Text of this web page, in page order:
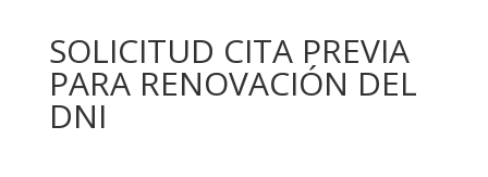
SOLICITUD CITA PREVIA
PARA RENOVACIÓN DEL
DNI